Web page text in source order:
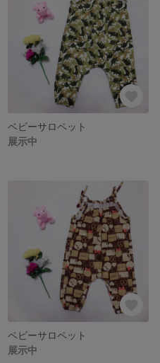
ベビーサロペット
展示中
ベビーサロペット
展示中